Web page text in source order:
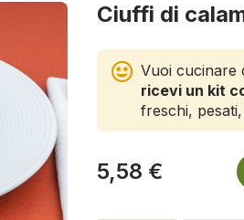
Ciuffi di
Vuoi cucinare
ricevi un kit
freschi,
5,58 €